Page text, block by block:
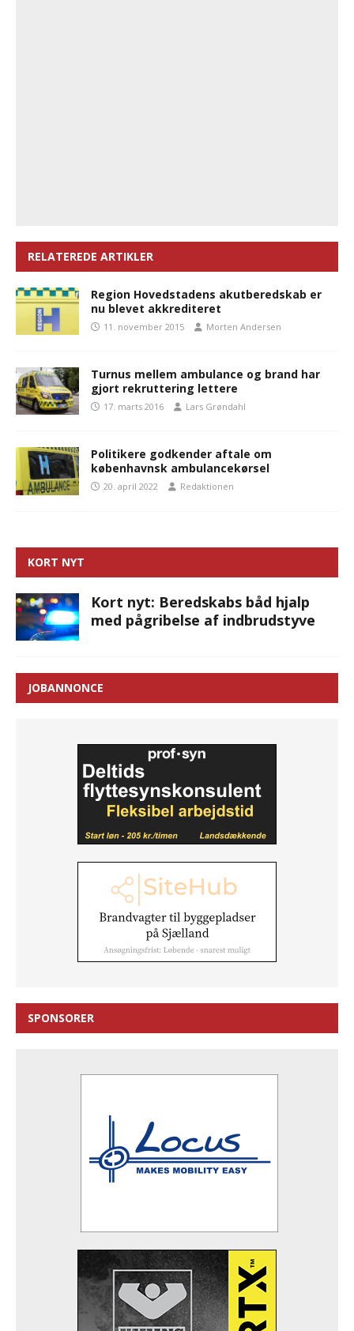
RELATEREDE ARTIKLER
Region Hovedstadens akutberedskab er
nu blevet akkrediteret
11. november 2015 Morten Andersen
Turnus mellem ambulance og brand har
gjort rekruttering lettere
17. marts 2016 Lars Grøndahl
Politikere godkender aftale om
københavnsk ambulancekørsel
20. april 2022 Redaktionen
KORT NYT
Kort nyt: Beredskabs båd hjalp
med pågribelse af indbrudstyve
JOBANNONCE
SPONSORER